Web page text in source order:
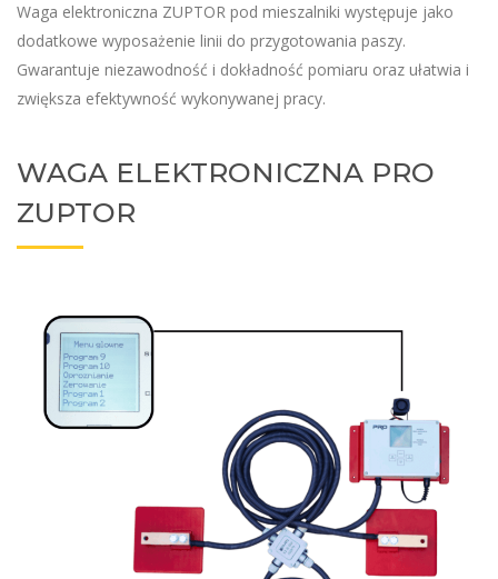
Waga elektroniczna ZUPTOR pod mieszalniki występuje jako
dodatkowe wyposażenie linii do przygotowania paszy.
Gwarantuje niezawodność i dokładność pomiaru oraz ułatwia i
zwiększa efektywność wykonywanej pracy.
WAGA ELEKTRONICZNA PRO
ZUPTOR